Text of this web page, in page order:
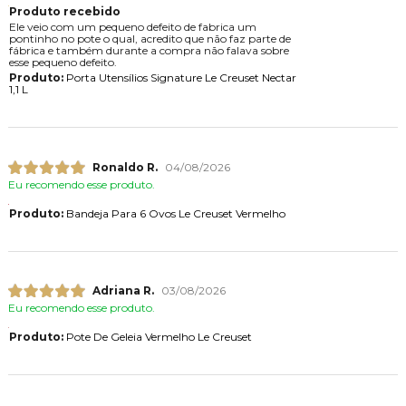
Produto recebido
Ele veio com um pequeno defeito de fabrica um
pontinho no pote o qual, acredito que não faz parte de
fábrica e também durante a compra não falava sobre
esse pequeno defeito.
Produto:Porta Utensílios Signature Le Creuset Nectar
1,1 L
Ronaldo R.
04/08/2026
Eu recomendo esse produto.
Produto:Bandeja Para 6 Ovos Le Creuset Vermelho
Adriana R.
03/08/2026
Eu recomendo esse produto.
Produto:Pote De Geleia Vermelho Le Creuset